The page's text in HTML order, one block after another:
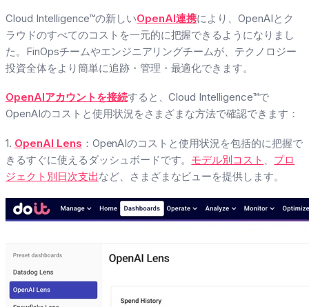
Cloud Intelligence™の新しいOpenAI連携により、OpenAIとク
ラウドのすべてのコストを一元的に把握できるようになりまし
た。FinOpsチームやエンジニアリングチームが、テクノロジー
投資全体をより簡単に追跡・管理・最適化できます。
OpenAIアカウントを接続すると、Cloud Intelligence™で
OpenAIのコストと使用状況をさまざまな方法で確認できます：
1. OpenAI Lens ：OpenAIのコストと使用状況を包括的に把握で
きるすぐに使えるダッシュボードです。 モデル別コスト 、 プロ
ジェクト別日次支出など、さまざまなビューを提供します。